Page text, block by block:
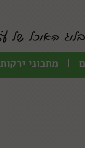
מתכוני ירקות